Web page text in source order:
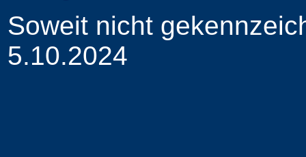
Soweit nicht
5.10.2024